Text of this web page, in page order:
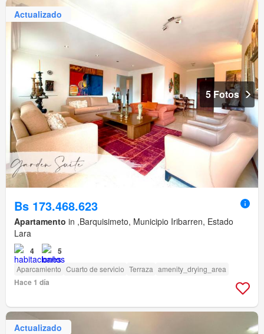
Actualizado
5 Fotos
Bs 173.468.623
Apartamento in ,Barquisimeto, Municipio Iribarren, Estado
Lara
4 5
Aparcamiento Cuarto de servicio Terraza amenity_drying_area
Hace 1 día
Actualizado